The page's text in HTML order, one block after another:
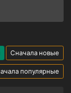
Сначала новые
популярные